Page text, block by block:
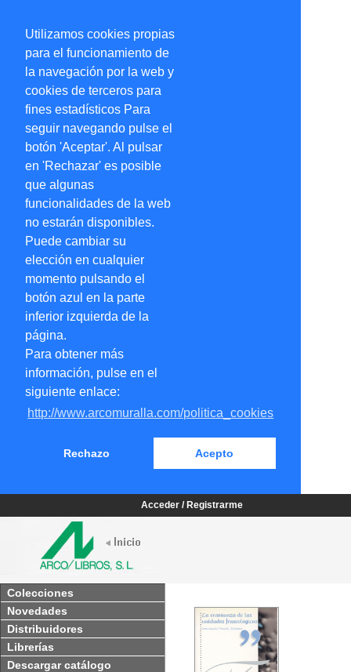
Utilizamos cookies propias
para el funcionamiento de
la navegación por la web y
cookies de terceros para
fines estadísticos Para
seguir navegando pulse el
botón 'Aceptar'. Al pulsar
en 'Rechazar' es posible
que algunas
funcionalidades de la web
no estarán disponibles.
Puede cambiar su
elección en cualquier
momento pulsando el
botón azul en la parte
inferior izquierda de la
página.
Para obtener más
información, pulse en el
siguiente enlace:
http://www.arcomuralla.com/politica_cookies
Rechazo Acepto
Acceder / Registrarme
Colecciones
Novedades
Distribuidores
Librerías
Descargar catálogo